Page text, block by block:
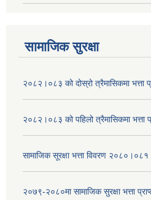
सामाजिक सुरक्षा
२०८२।०८३ को दोस्रो त्रैमासिकमा भत्ता
२०८२।०८३ को पहिलो त्रैमासिकमा भत्ता
सामाजिक सूरक्षा भत्ता विवरण २०८०।०८१
२०७९-२०८०मा सामाजिक सुरक्षा भत्ता